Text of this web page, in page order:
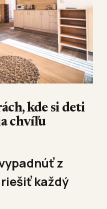
kde si deti
chvíľu
z
každý